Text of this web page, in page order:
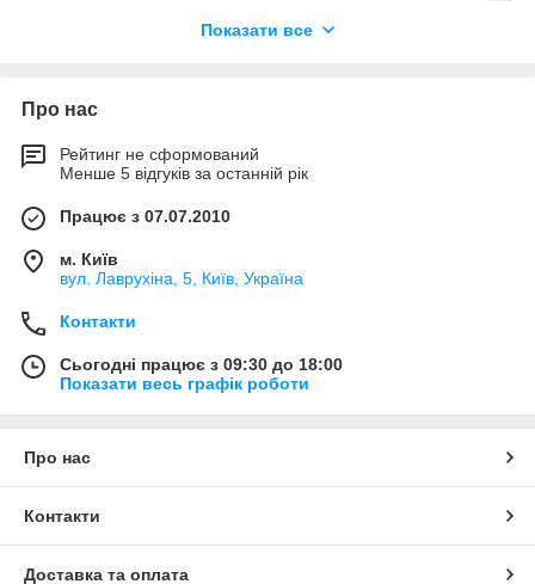
стабільно проводимо акції, пропонуємо
знижки.
Забезпечуємо уважне обслуговування,
консультуємо, допомагаємо з вибором
Показати все
Про нас
Рейтинг не сформований
Менше 5 відгуків за останній рік
Працює з 07.07.2010
м. Київ
вул. Лаврухіна, 5, Київ, Україна
Контакти
Сьогодні працює з 09:30 до 18:00
Показати весь графік роботи
Про нас
Контакти
Доставка та оплата